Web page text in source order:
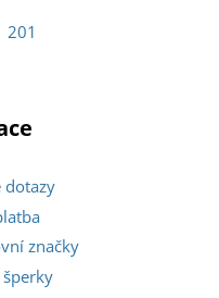
201
dotazy
značky
šperky